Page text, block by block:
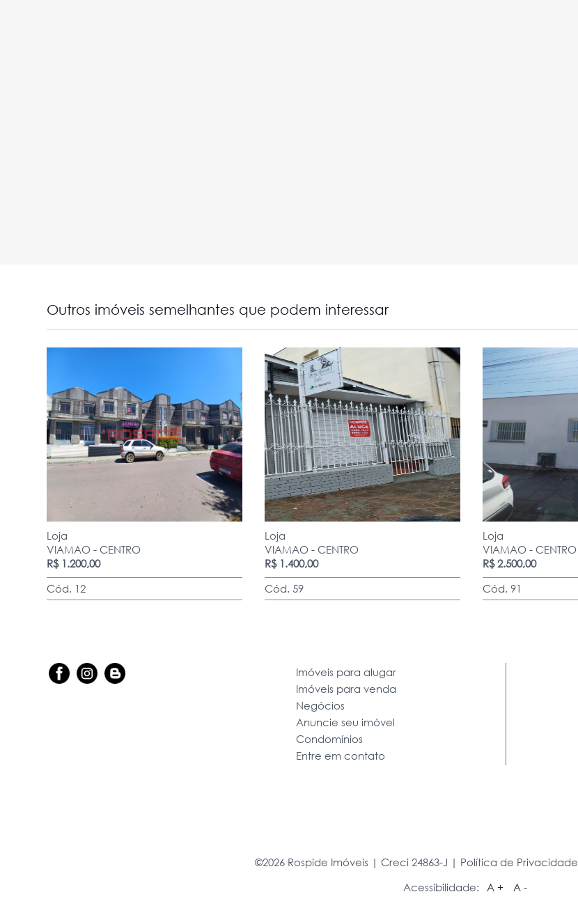
Outros imóveis semelhantes que podem interessar
Loja
VIAMAO - CENTRO
R$ 1.200,00
Cód. 12
Loja
VIAMAO - CENTRO
R$ 1.400,00
Cód. 59
Loja
VIAMAO - CENTRO
R$ 2.500,00
Cód. 91
Imóveis para alugar
Imóveis para venda
Negócios
Anuncie seu imóvel
Condomínios
Entre em contato
©2026 Rospide Imóveis | Creci 24863-J | Política de Privacidade
Acessibilidade:
A + A -